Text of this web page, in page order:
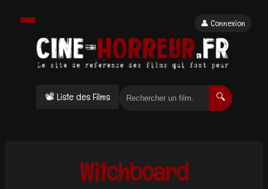
📽 Liste des Films 🔍
👤 Connexion
Witchboard